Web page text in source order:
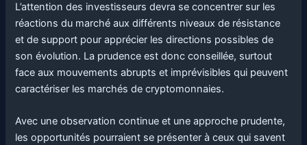
L’attention des investisseurs devra se concentrer sur les
réactions du marché aux différents niveaux de résistance
et de support pour apprécier les directions possibles de
son évolution. La prudence est donc conseillée, surtout
face aux mouvements abrupts et imprévisibles qui peuvent
caractériser les marchés de cryptomonnaies.
Avec une observation continue et une approche prudente,
les opportunités pourraient se présenter à ceux qui savent